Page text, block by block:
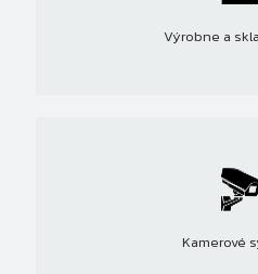
Výrobne a
Kamerové